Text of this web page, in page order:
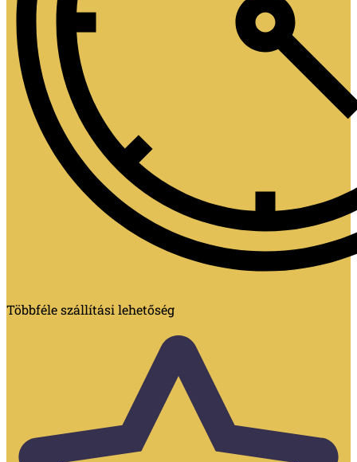
Többféle szállítási lehetőség